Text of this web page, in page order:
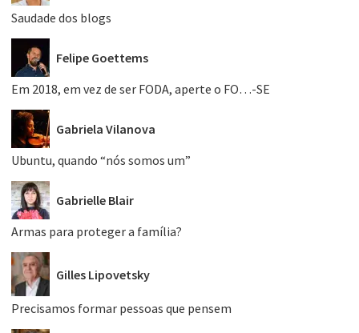
Saudade dos blogs
Felipe Goettems
Em 2018, em vez de ser FODA, aperte o FO…-SE
Gabriela Vilanova
Ubuntu, quando “nós somos um”
Gabrielle Blair
Armas para proteger a família?
Gilles Lipovetsky
Precisamos formar pessoas que pensem